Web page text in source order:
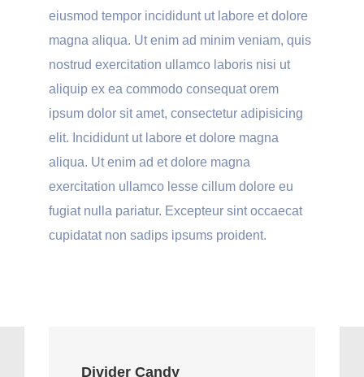
eiusmod tempor incididunt ut labore et dolore
magna aliqua. Ut enim ad minim veniam, quis
nostrud exercitation ullamco laboris nisi ut
aliquip ex ea commodo consequat orem
ipsum dolor sit amet, consectetur adipisicing
elit. Incididunt ut labore et dolore magna
aliqua. Ut enim ad et dolore magna
exercitation ullamco lesse cillum dolore eu
fugiat nulla pariatur. Excepteur sint occaecat
cupidatat non sadips ipsums proident.
Divider Candy